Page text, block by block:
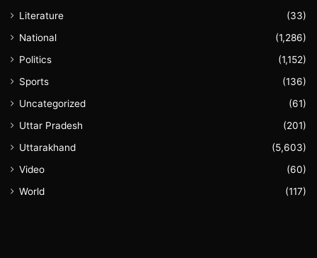
Literature
(33)
National
(1,286)
Politics
(1,152)
Sports
(136)
Uncategorized
(61)
Uttar Pradesh
(201)
Uttarakhand
(5,603)
Video
(60)
World
(117)